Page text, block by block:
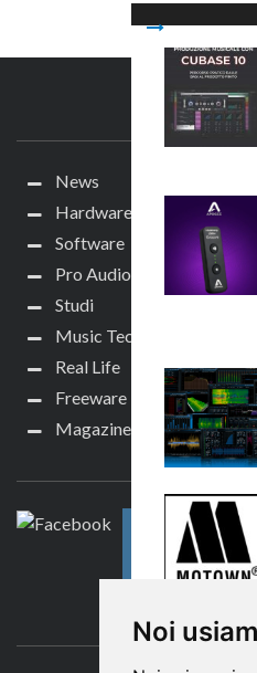
Noi
IL
News
Hardware
Software
Pro Audio
Studi
Music Tech
Real Life
Freeware
Magazine